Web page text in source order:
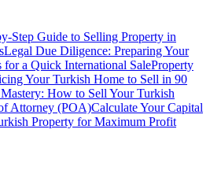
Step Guide to Selling Property in
Legal Due Diligence: Preparing Your
for a Quick International SaleProperty
Your Turkish Home to Sell in 90
How to Sell Your Turkish
Attorney (POA)Calculate Your Capital
Property for Maximum Profit